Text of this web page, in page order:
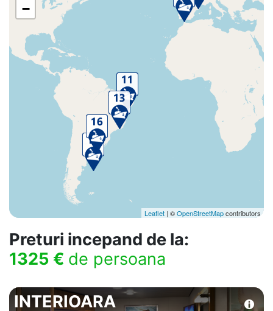
−
Leaflet | ©OpenStreetMapcontributors
Preturi incepand de la:
1325 € de persoana
INTERIOARA